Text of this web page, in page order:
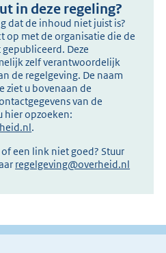
in deze regeling?
dat de inhoud niet juist is?
op met de organisatie die de
Deze
zelf verantwoordelijk
de regelgeving. De naam
ziet u bovenaan de
van de
hier opzoeken:
.
een link niet goed? Stuur
regelgeving@overheid.nl